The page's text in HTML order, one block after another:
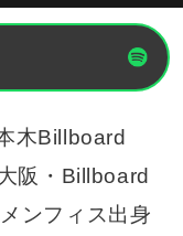
木Billboard
阪・Billboard
ンフィス出身